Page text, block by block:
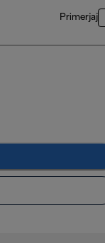
Primerjaj